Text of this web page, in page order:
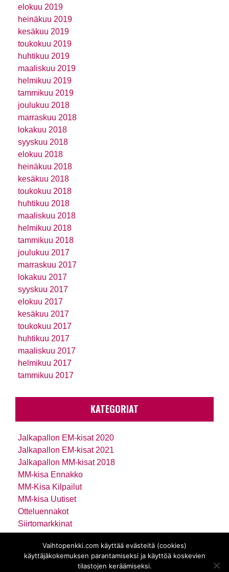
elokuu 2019
heinäkuu 2019
kesäkuu 2019
toukokuu 2019
huhtikuu 2019
maaliskuu 2019
helmikuu 2019
tammikuu 2019
joulukuu 2018
marraskuu 2018
lokakuu 2018
syyskuu 2018
elokuu 2018
heinäkuu 2018
kesäkuu 2018
toukokuu 2018
huhtikuu 2018
maaliskuu 2018
helmikuu 2018
tammikuu 2018
joulukuu 2017
marraskuu 2017
lokakuu 2017
syyskuu 2017
elokuu 2017
kesäkuu 2017
toukokuu 2017
huhtikuu 2017
maaliskuu 2017
helmikuu 2017
tammikuu 2017
KATEGORIAT
Jalkapallon EM-kisat 2020
Jalkapallon EM-kisat 2021
Jalkapallon MM-kisat 2018
MM-kisa Ennakko
MM-Kisa Kilpailut
MM-kisa Uutiset
Otteluennakot
Siirtomarkkinat
Vedonlyönti
Viikkokatsaus
Vaihtopenkki.com käyttää evästeitä (cookies)
käyttäjäkokemuksen parantamiseksi ja käyttöä koskevien
tilastojen keräämiseksi.